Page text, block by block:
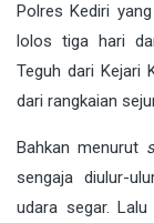
Polres Kediri
lolos tiga hari
Teguh dari Kejari
dari rangkaian
Bahkan menurut
sengaja diulur-
udara segar.